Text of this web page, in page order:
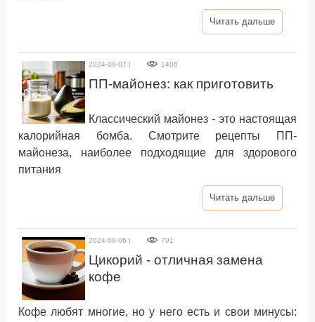
Читать дальше
2024-09-07 | 1406
ПП-майонез: как приготовить
Классический майонез - это настоящая
калорийная бомба. Смотрите рецепты ПП-
майонеза, наиболее подходящие для здорового
питания
Читать дальше
2024-09-06 | 791
Цикорий - отличная замена
кофе
Кофе любят многие, но у него есть и свои минусы: